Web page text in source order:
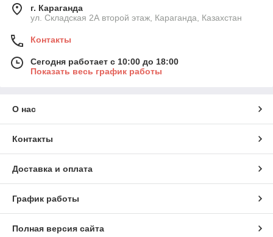
г. Караганда
ул. Складская 2А второй этаж, Караганда, Казахстан
Контакты
Сегодня работает с 10:00 до 18:00
Показать весь график работы
О нас
Контакты
Доставка и оплата
График работы
Полная версия сайта